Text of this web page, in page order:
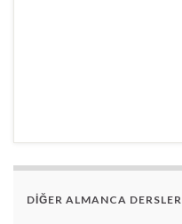
DİĞER ALMANCA DERSLER